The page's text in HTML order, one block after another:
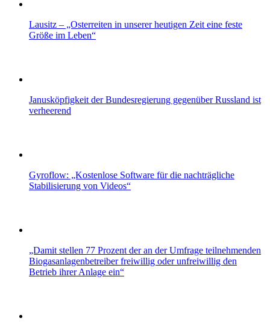
Lausitz – „Osterreiten in unserer heutigen Zeit eine feste
Größe im Leben“
Janusköpfigkeit der Bundesregierung gegenüber Russland ist
verheerend
Gyroflow: „Kostenlose Software für die nachträgliche
Stabilisierung von Videos“
„Damit stellen 77 Prozent der an der Umfrage teilnehmenden
Biogasanlagenbetreiber freiwillig oder unfreiwillig den
Betrieb ihrer Anlage ein“